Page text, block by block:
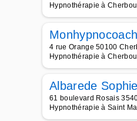
Hypnothérapie à
4 rue Orange 50100
Hypnothérapie à
Albarede Sophie
61 boulevard Rosais
Hypnothérapie à Saint